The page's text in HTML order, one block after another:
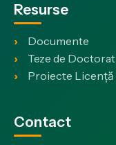
Resurse
Documente
Teze de Doctorat
Proiecte Licență
Contact